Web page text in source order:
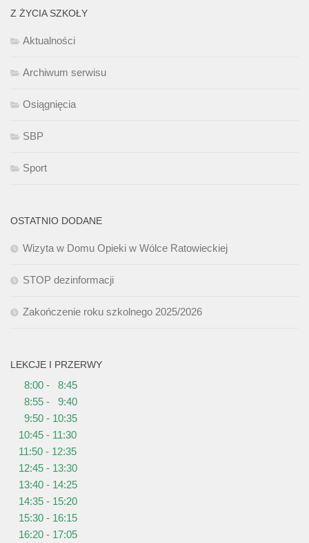
Z ŻYCIA SZKOŁY
Aktualności
Archiwum serwisu
Osiągnięcia
SBP
Sport
OSTATNIO DODANE
Wizyta w Domu Opieki w Wólce Ratowieckiej
STOP dezinformacji
Zakończenie roku szkolnego 2025/2026
LEKCJE I PRZERWY
8:00 - 8:45
8:55 - 9:40
9:50 - 10:35
10:45 - 11:30
11:50 - 12:35
12:45 - 13:30
13:40 - 14:25
14:35 - 15:20
15:30 - 16:15
16:20 - 17:05